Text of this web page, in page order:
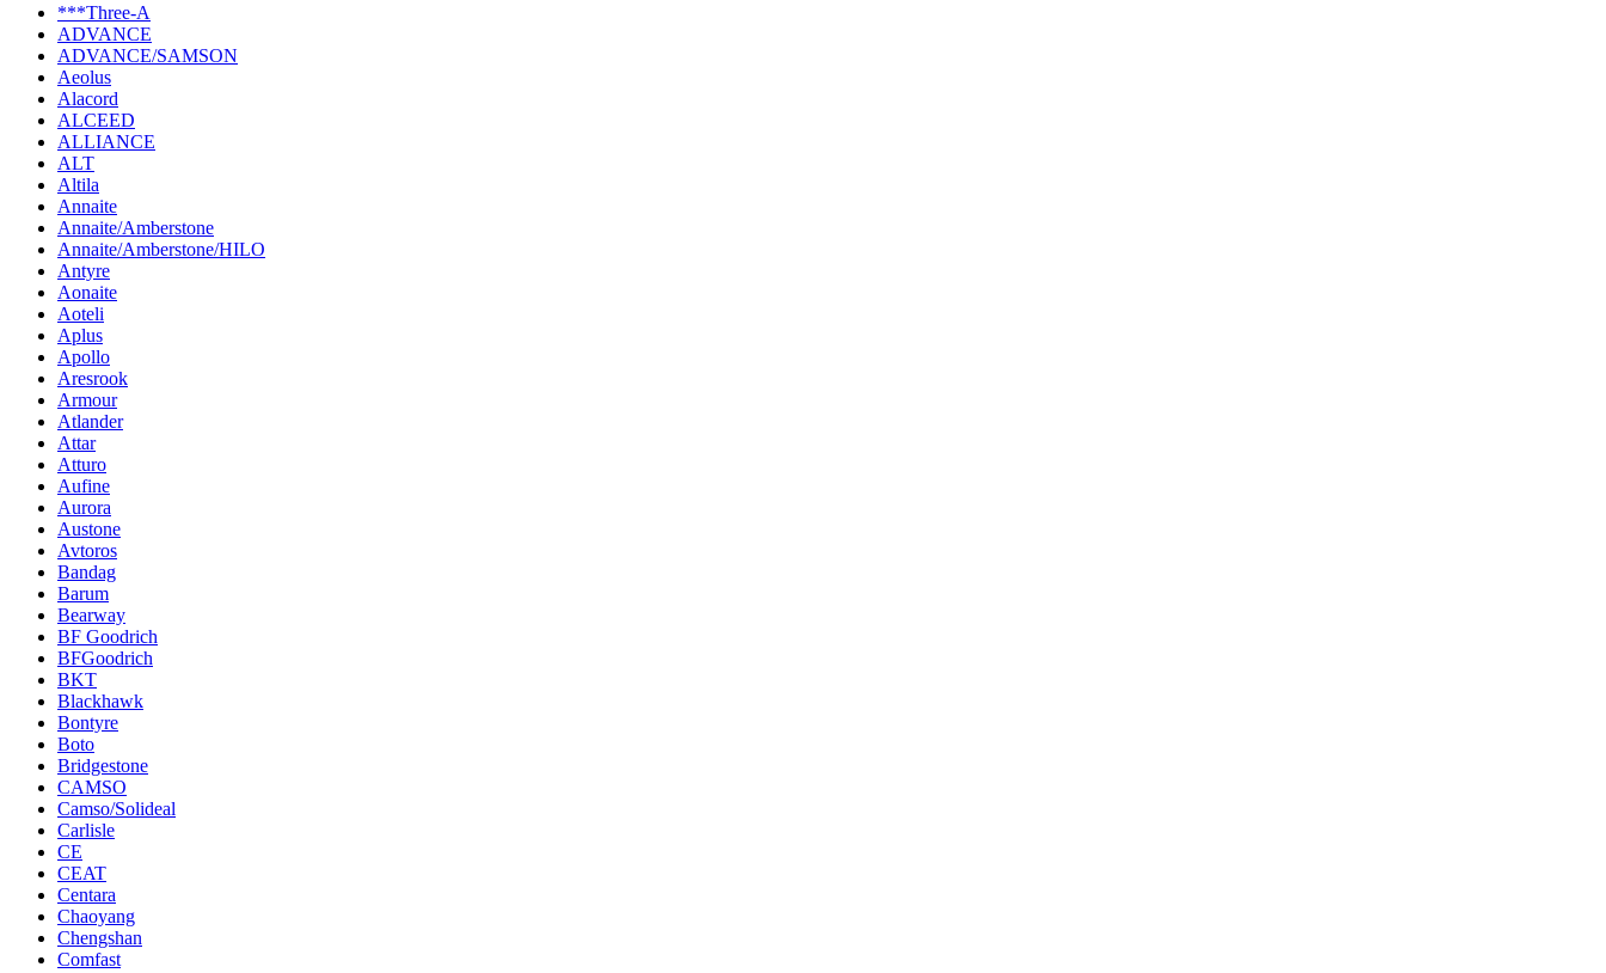
***Three-A
ADVANCE
ADVANCE/SAMSON
Aeolus
Alacord
ALCEED
ALLIANCE
ALT
Altila
Annaite
Annaite/Amberstone
Annaite/Amberstone/HILO
Antyre
Aonaite
Aoteli
Aplus
Apollo
Aresrook
Armour
Atlander
Attar
Atturo
Aufine
Aurora
Austone
Avtoros
Bandag
Barum
Bearway
BF Goodrich
BFGoodrich
BKT
Blackhawk
Bontyre
Boto
Bridgestone
CAMSO
Camso/Solideal
Carlisle
CE
CEAT
Centara
Chaoyang
Chengshan
Comfast